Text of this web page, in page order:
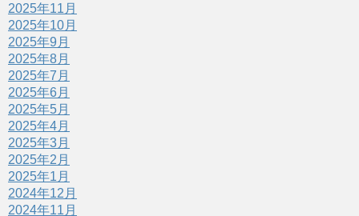
2025年11月
2025年10月
2025年9月
2025年8月
2025年7月
2025年6月
2025年5月
2025年4月
2025年3月
2025年2月
2025年1月
2024年12月
2024年11月